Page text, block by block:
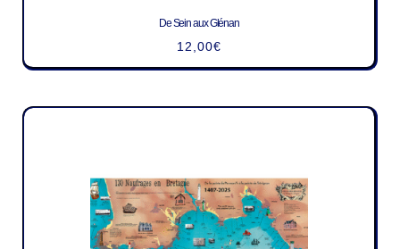
De Sein aux Glénan
12,00€